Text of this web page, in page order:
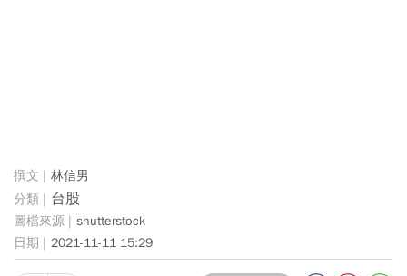
林信男
台股
shutterstock
2021-11-11 15:29